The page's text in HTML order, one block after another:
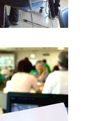
ントをお持ち頂けますと
。
ォーライフの会場になり
16 (土) 12:00-16:00 9/17
公園陸上競技場
望の方は1000円でご購入